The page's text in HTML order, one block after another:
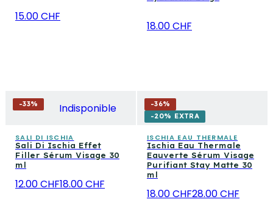
15.00 CHF
18.00 CHF
-33% Indisponible
SALI DI ISCHIA
Sali Di Ischia Effet
Filler Sérum Visage 30
ml
12.00 CHF18.00 CHF
-36%
-20% EXTRA
ISCHIA EAU THERMALE
Ischia Eau Thermale
Eauverte Sérum Visage
Purifiant Stay Matte 30
ml
18.00 CHF28.00 CHF